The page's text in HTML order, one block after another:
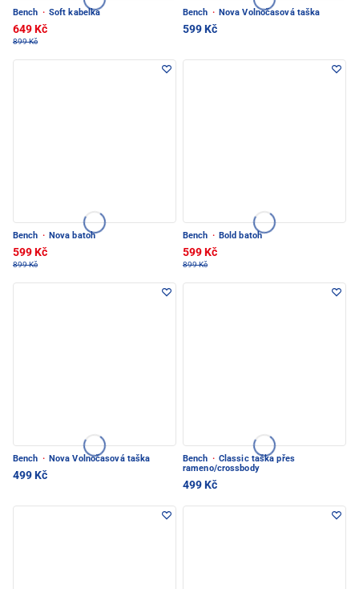
Bench · Soft kabelka
649 Kč
899 Kč
Bench · Nova Volnočasová taška
599 Kč
Bench · Nova batoh
599 Kč
899 Kč
Bench · Bold batoh
599 Kč
899 Kč
Bench · Nova Volnočasová taška
499 Kč
Bench · Classic taška přes
rameno/crossbody
499 Kč